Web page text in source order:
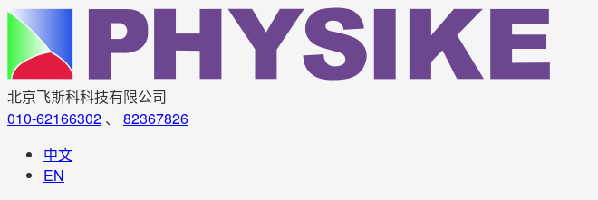
北京飞斯科科技有限公司
010-62166302 、 82367826
中文
EN